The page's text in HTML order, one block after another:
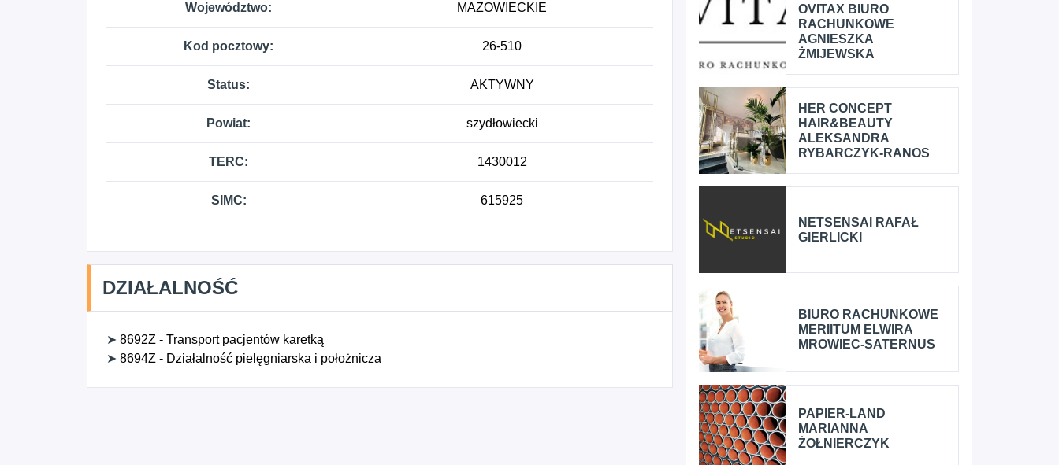
Województwo: MAZOWIECKIE
Kod pocztowy: 26-510
Status: AKTYWNY
Powiat: szydłowiecki
TERC: 1430012
SIMC: 615925
DZIAŁALNOŚĆ
➤ 8692Z - Transport pacjentów karetką
➤ 8694Z - Działalność pielęgniarska i położnicza
OVITAX BIURO
RACHUNKOWE
AGNIESZKA
ŻMIJEWSKA
HER CONCEPT
HAIR&BEAUTY
ALEKSANDRA
RYBARCZYK-RANOS
NETSENSAI RAFAŁ
GIERLICKI
BIURO RACHUNKOWE
MERIITUM ELWIRA
MROWIEC-SATERNUS
PAPIER-LAND
MARIANNA
ŻOŁNIERCZYK